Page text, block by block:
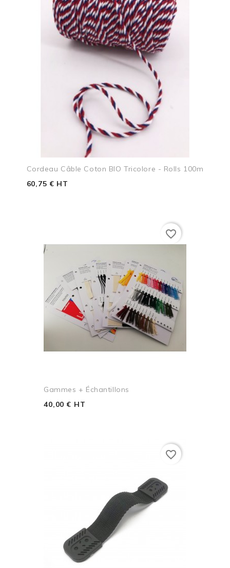
Cordeau Câble Coton BIO Tricolore - Rolls 100m
60,75 € HT
Gammes + Échantillons
40,00 € HT
favorite_border
favorite_border